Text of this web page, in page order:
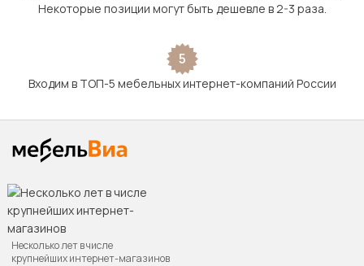
Некоторые позиции могут быть дешевле в 2-3 раза.
5
Входим в ТОП-5 мебельных интернет-компаний России
Несколько лет в числе
крупнейших интернет-магазинов